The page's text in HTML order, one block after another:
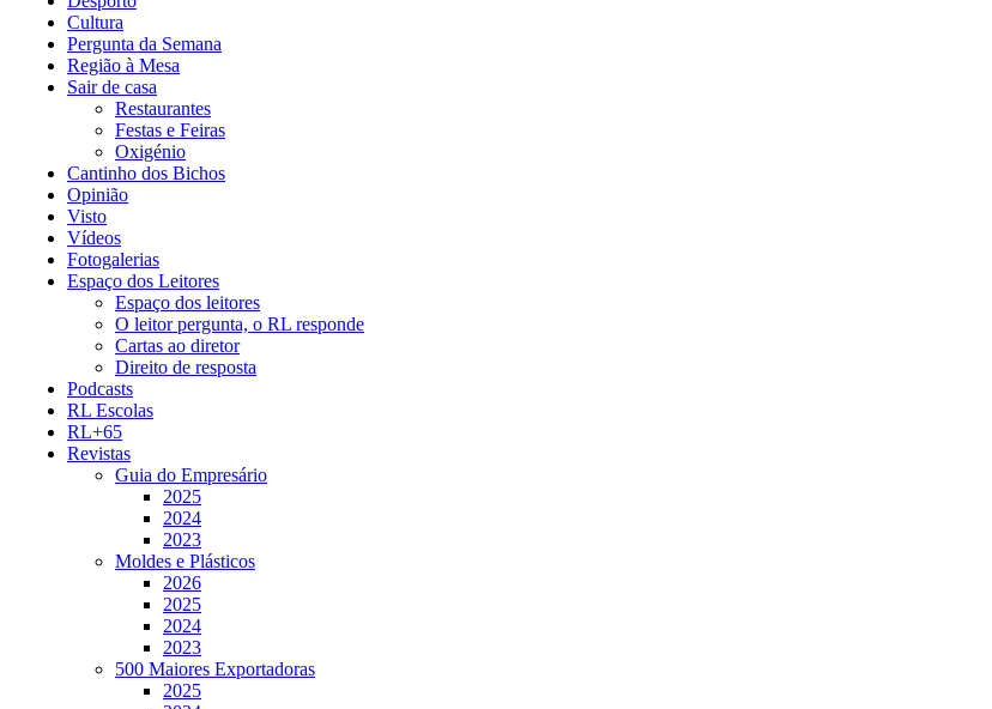
Cultura
Pergunta da Semana
Região à Mesa
Sair de casa
Restaurantes
Festas e Feiras
Oxigénio
Cantinho dos Bichos
Opinião
Visto
Vídeos
Fotogalerias
Espaço dos Leitores
Espaço dos leitores
O leitor pergunta, o RL responde
Cartas ao diretor
Direito de resposta
Podcasts
RL Escolas
RL+65
Revistas
Guia do Empresário
2025
2024
2023
Moldes e Plásticos
2026
2025
2024
2023
500 Maiores Exportadoras
2025